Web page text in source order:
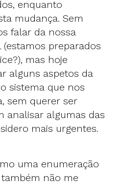
enquanto
mudança. Sem
falar da nossa
preparados
mas hoje
alguns aspetos da
sistema que nos
sem querer ser
analisar algumas das
mais urgentes.
uma enumeração
não me